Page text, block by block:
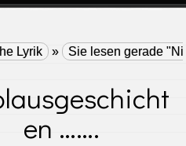
Lyrik » Sie lesen gerade
en …….